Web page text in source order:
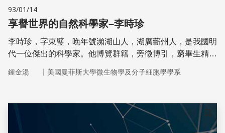
93/01/14
享譽世界的自然科學家–李時珍
李時珍，字東璧，晚年號瀕湖山人，湖廣蘄州人，是我國明
代一位傑出的科學家。他博覽群籍，旁徵博引，窮畢生精力
草綱目》。
鍾金湯 ｜ 美國曼菲斯大學微生物學及分子細胞學學系
儲存